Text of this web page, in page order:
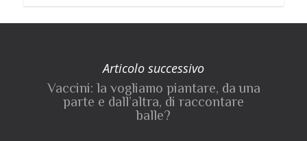
Articolo successivo
Vaccini: la vogliamo piantare, da una
parte e dall’altra, di raccontare
balle?